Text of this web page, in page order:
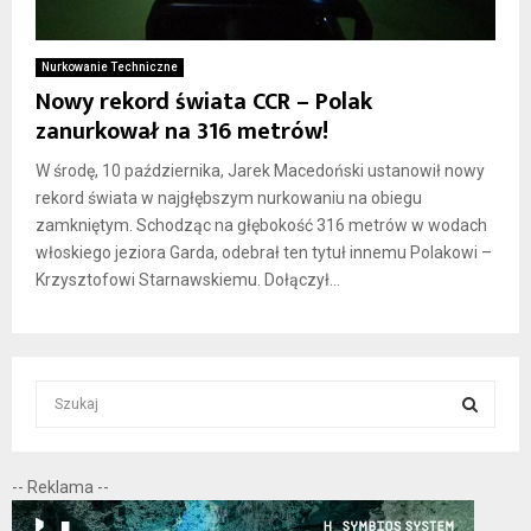
Nurkowanie Techniczne
Nowy rekord świata CCR – Polak
zanurkował na 316 metrów!
W środę, 10 października, Jarek Macedoński ustanowił nowy
rekord świata w najgłębszym nurkowaniu na obiegu
zamkniętym. Schodząc na głębokość 316 metrów w wodach
włoskiego jeziora Garda, odebrał ten tytuł innemu Polakowi –
Krzysztofowi Starnawskiemu. Dołączył...
c
h
E
-- Reklama --